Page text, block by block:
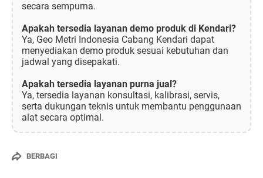
secara sempurna.
Apakah tersedia layanan demo produk di Kendari?
Ya, Geo Metri Indonesia Cabang Kendari dapat
menyediakan demo produk sesuai kebutuhan dan
jadwal yang disepakati.
Apakah tersedia layanan purna jual?
Ya, tersedia layanan konsultasi, kalibrasi, servis,
serta dukungan teknis untuk membantu penggunaan
alat secara optimal.
BERBAGI